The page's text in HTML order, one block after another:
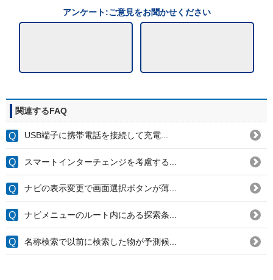
アンケート:ご意見をお聞かせください
関連するFAQ
USB端子に携帯電話を接続して充電...
スマートインターチェンジを考慮する...
ナビの表示変更で画面選択ボタンが薄...
ナビメニューのルート内にある探索条...
名称検索で以前に検索した物が予測候...